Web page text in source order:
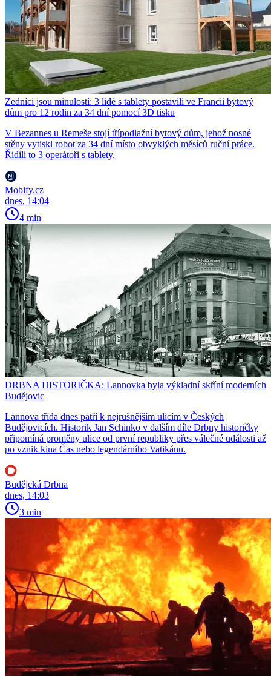
Zedníci jsou minulostí: 3 lidé s tablety postavili ve Francii bytový
dům pro 12 rodin za 34 dní pomocí 3D tisku
V Bezannes u Remeše stojí třípodlažní bytový dům, jehož nosné
stěny vytiskl robot za 34 dní místo obvyklých měsíců ruční práce.
Řídili to 3 operátoři s tablety.
Mobify.cz
dnes, 14:04
4 min
DRBNA HISTORIČKA: Lannovka byla výkladní skříní moderních
Budějovic
Lannova třída dnes patří k nejrušnějším ulicím v Českých
Budějovicích. Historik Jan Schinko v dalším díle Drbny historičky
připomíná proměny ulice od první republiky přes válečné události až
po vznik kina Čas nebo legendárního Vatikánu.
Budějcká Drbna
dnes, 14:03
3 min